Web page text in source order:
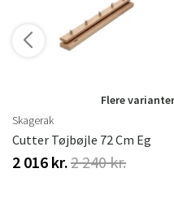
Flere varianter
Skagerak
Cutter Tøjbøjle 72 Cm Eg
2 016 kr.2 240 kr.